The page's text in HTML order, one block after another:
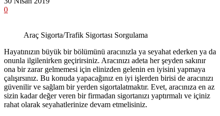
0
Araç Sigorta/Trafik Sigortası Sorgulama
Hayatınızın büyük bir bölümünü aracınızla ya seyahat ederken ya da
onunla ilgilenirken geçirirsiniz. Aracınızı adeta her şeyden sakınır
ona bir zarar gelmemesi için elinizden gelenin en iyisini yapmaya
çalışırsınız. Bu konuda yapacağınız en iyi işlerden birisi de aracınızı
güvenilir ve sağlam bir yerden sigortalatmaktır. Evet, aracınıza en az
sizin kadar değer veren bir firmadan sigortanızı yaptırmalı ve içiniz
rahat olarak seyahatlerinize devam etmelisiniz.